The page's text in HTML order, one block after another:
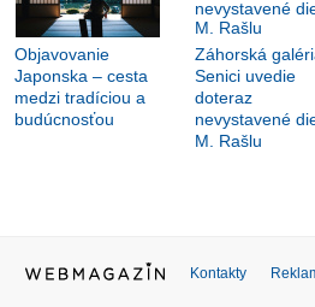
Objavovanie
Japonska – cesta
medzi tradíciou a
budúcnosťou
Záhorská
Senici uvedie
doteraz
nevystavené
M. Rašlu
Kontakty